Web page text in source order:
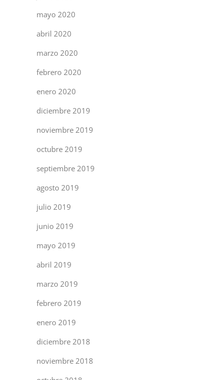
mayo 2020
abril 2020
marzo 2020
febrero 2020
enero 2020
diciembre 2019
noviembre 2019
octubre 2019
septiembre 2019
agosto 2019
julio 2019
junio 2019
mayo 2019
abril 2019
marzo 2019
febrero 2019
enero 2019
diciembre 2018
noviembre 2018